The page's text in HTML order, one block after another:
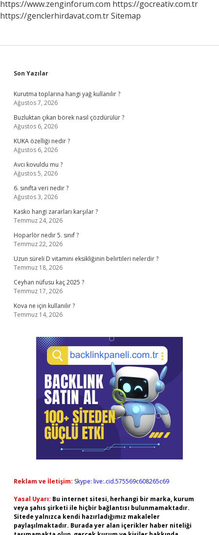
https://www.zenginforum.com https://gocreativ.com.tr
https://genclerhirdavat.com.trSitemap
Sidebar
Son Yazılar
Kurutma toplarına hangi yağ kullanılır ?
Ağustos 7, 2026
Buzluktan çıkan börek nasıl çözdürülür ?
Ağustos 6, 2026
KUKA özelliği nedir ?
Ağustos 6, 2026
Avcı kovuldu mu ?
Ağustos 5, 2026
6. sınıfta veri nedir ?
Ağustos 3, 2026
Kasko hangi zararları karşılar ?
Temmuz 24, 2026
Hoparlör nedir 5. sınıf ?
Temmuz 22, 2026
Uzun süreli D vitamini eksikliğinin belirtileri nelerdir ?
Temmuz 18, 2026
Ceyhan nüfusu kaç 2025 ?
Temmuz 17, 2026
Kova ne için kullanılır ?
Temmuz 14, 2026
Reklam ve İletişim: Skype: live:.cid.575569c608265c69
Yasal Uyarı: Bu internet sitesi, herhangi bir marka, kurum
veya şahıs şirketi ile hiçbir bağlantısı bulunmamaktadır.
Sitede yalnızca kendi hazırladığımız makaleler
paylaşılmaktadır. Burada yer alan içerikler haber niteliği